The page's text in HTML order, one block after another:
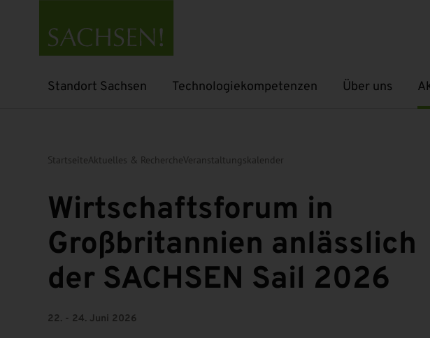
Standort Sachsen
Untermenü öffnen Technologiekompetenzen
Untermenü öffnen Über uns
Untermenü öffnen
StartseiteAktuelles & RechercheVeranstaltungskalender
Wirtschaftsforum in
Großbritannien anlässlich
der SACHSEN Sail 2026
22. - 24. Juni 2026